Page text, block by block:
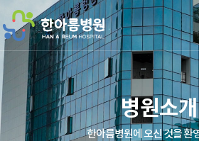
본문 바로가기
병원소개
한아름병원에 오신 것을 환